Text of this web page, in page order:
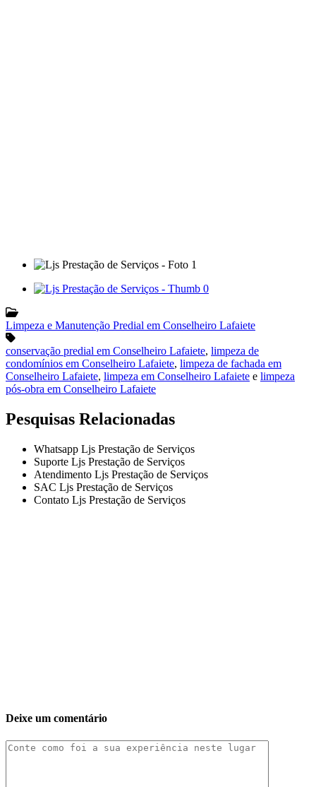
Limpeza e Manutenção Predial em Conselheiro Lafaiete
conservação predial em Conselheiro Lafaiete, limpeza de
condomínios em Conselheiro Lafaiete, limpeza de fachada em
Conselheiro Lafaiete, limpeza em Conselheiro Lafaiete e limpeza
pós-obra em Conselheiro Lafaiete
Pesquisas Relacionadas
Whatsapp Ljs Prestação de Serviços
Suporte Ljs Prestação de Serviços
Atendimento Ljs Prestação de Serviços
SAC Ljs Prestação de Serviços
Contato Ljs Prestação de Serviços
Deixe um comentário